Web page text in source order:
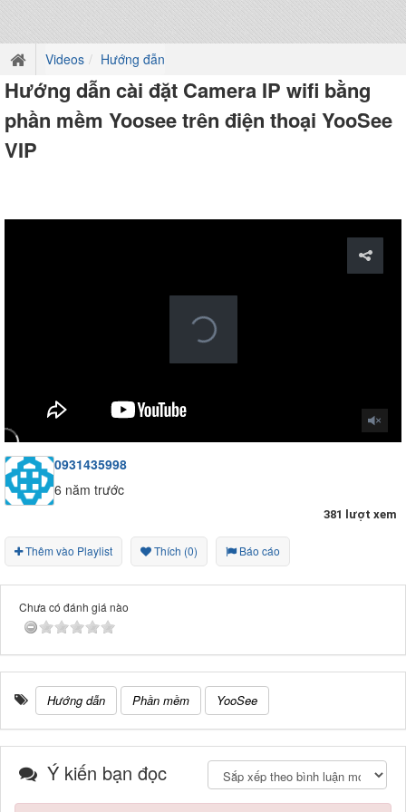
Videos Hướng đẫn
Hướng dẫn cài đặt Camera IP wifi bằng
phần mềm Yoosee trên điện thoại YooSee
VIP
0931435998
6 năm trước
381 lượt xem
Thêm vào Playlist Thích (0) Báo cáo
Chưa có đánh giá nào
Hướng dẫn Phần mềm YooSee
Ý kiến bạn đọc